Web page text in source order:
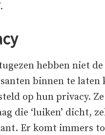
hebben niet
binnen te laten
op hun privacy.
die ‘luiken’ dicht,
Er komt immers